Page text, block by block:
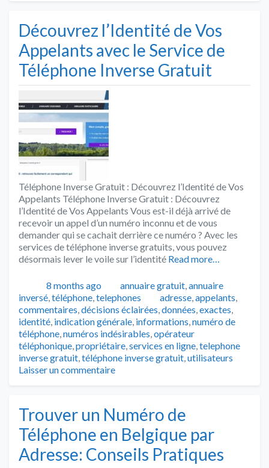
Découvrez l’Identité de Vos
Appelants avec le Service de
Téléphone Inverse Gratuit
Téléphone Inverse Gratuit : Découvrez l’Identité de Vos
Appelants Téléphone Inverse Gratuit : Découvrez
l’Identité de Vos Appelants Vous est-il déjà arrivé de
recevoir un appel d’un numéro inconnu et de vous
demander qui se cachait derrière ce numéro ? Avec les
services de téléphone inverse gratuits, vous pouvez
désormais lever le voile sur l’identité Read more…
Publié
8 months ago Catégories
annuaire gratuit,annuaire
inversé,téléphone,telephones Tags
adresse,appelants,
commentaires,décisions éclairées,données,exactes,
identité, indication générale, informations,numéro de
téléphone,numéros indésirables,opérateur
téléphonique,propriétaire,services en ligne,telephone
inverse gratuit,téléphone inverse gratuit,utilisateurs
Laisser un commentaire
Trouver un Numéro de
Téléphone en Belgique par
Adresse: Conseils Pratiques